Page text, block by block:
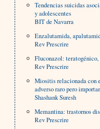
Tendencias suicidas
y adolescentes
BIT de Navarra
Enzalutamida,
Rev Prescrire
Fluconazol: teratogénico,
Rev Prescrire
Miositis relacionada con
adverso raro pero
Shashank Suresh
Memantina: trastornos
Rev Prescrire